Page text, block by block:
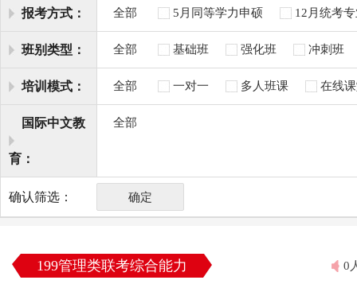
报考方式： 全部 5月同等学力申硕 12月统考
班别类型： 全部 基础班 强化班 冲刺班
培训模式： 全部 一对一 多人班课 在线
国际中文教
育：
全部
确认筛选： 确定
199管理类联考综合能力 0